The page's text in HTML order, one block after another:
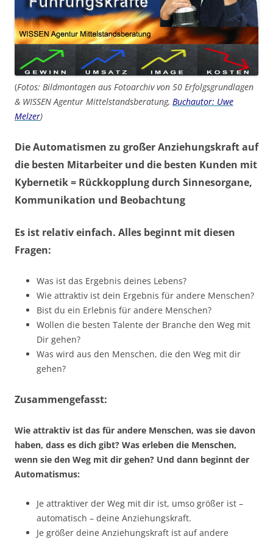
(Fotos: Bildmontagen aus Fotoarchiv von 50 Erfolgsgrundlagen
& WISSEN Agentur Mittelstandsberatung, Buchautor: Uwe
Melzer)
Die Automatismen zu großer Anziehungskraft auf
die besten Mitarbeiter und die besten Kunden mit
Kybernetik = Rückkopplung durch Sinnesorgane,
Kommunikation und Beobachtung
Es ist relativ einfach. Alles beginnt mit diesen
Fragen:
Was ist das Ergebnis deines Lebens?
Wie attraktiv ist dein Ergebnis für andere Menschen?
Bist du ein Erlebnis für andere Menschen?
Wollen die besten Talente der Branche den Weg mit
Dir gehen?
Was wird aus den Menschen, die den Weg mit dir
gehen?
Zusammengefasst:
Wie attraktiv ist das für andere Menschen, was sie davon
haben, dass es dich gibt? Was erleben die Menschen,
wenn sie den Weg mit dir gehen? Und dann beginnt der
Automatismus:
Je attraktiver der Weg mit dir ist, umso größer ist –
automatisch – deine Anziehungskraft.
Je größer deine Anziehungskraft ist auf andere